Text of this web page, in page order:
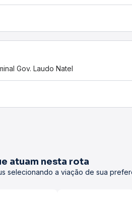
Gov. Laudo Natel
atuam nesta rota
selecionando a viação de sua